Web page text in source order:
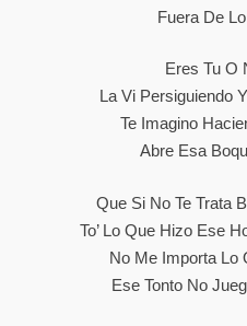
Fuera De
Eres Tu O
La Vi Persiguiendo
Te Imagino
Abre Esa
Que Si No Te Trata
To’ Lo Que Hizo Ese
No Me Importa Lo
Ese Tonto No